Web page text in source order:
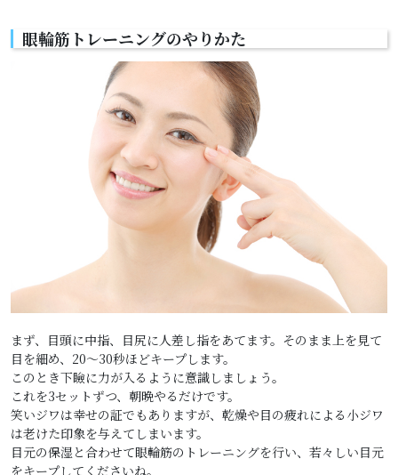
眼輪筋トレーニングのやりかた
まず、目頭に中指、目尻に人差し指をあてます。そのまま上を見て
目を細め、20～30秒ほどキープします。
このとき下瞼に力が入るように意識しましょう。
これを3セットずつ、朝晩やるだけです。
笑いジワは幸せの証でもありますが、乾燥や目の疲れによる小ジワ
は老けた印象を与えてしまいます。
目元の保湿と合わせて眼輪筋のトレーニングを行い、若々しい目元
をキープしてくださいね。